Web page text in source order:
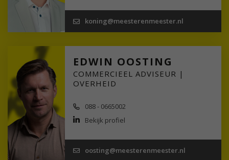
koning@meesterenmeester.nl
EDWIN OOSTING
COMMERCIEEL ADVISEUR |
OVERHEID
088 - 0665002
Bekijk profiel
oosting@meesterenmeester.nl